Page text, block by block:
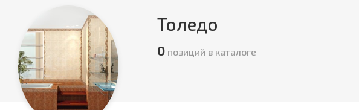
Толедо
0 позиций в каталоге